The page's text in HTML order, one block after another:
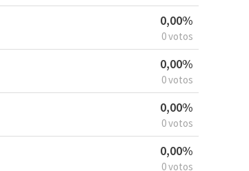
0,00%
0 votos
0,00%
0 votos
0,00%
0 votos
0,00%
0 votos